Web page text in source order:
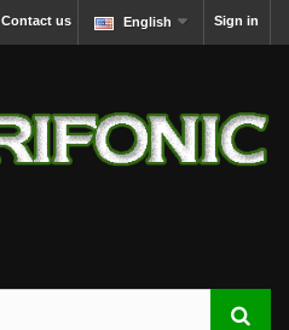
Sign in
English
Contact us